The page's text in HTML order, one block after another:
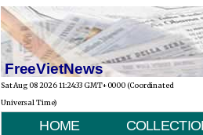
FreeVietNews
Sat Aug 08 2026 11:24:33 GMT+0000 (Coordinated
Universal Time)
HOME